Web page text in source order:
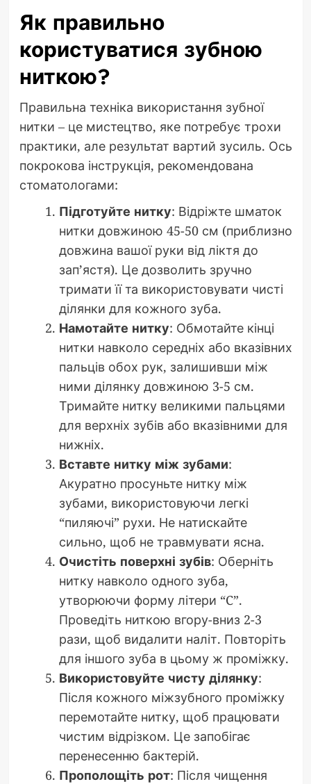
Як правильно
користуватися зубною
ниткою?
Правильна техніка використання зубної
нитки – це мистецтво, яке потребує трохи
практики, але результат вартий зусиль. Ось
покрокова інструкція, рекомендована
стоматологами:
Підготуйте нитку: Відріжте шматок
нитки довжиною 45-50 см (приблизно
довжина вашої руки від ліктя до
зап’ястя). Це дозволить зручно
тримати її та використовувати чисті
ділянки для кожного зуба.
Намотайте нитку: Обмотайте кінці
нитки навколо середніх або вказівних
пальців обох рук, залишивши між
ними ділянку довжиною 3-5 см.
Тримайте нитку великими пальцями
для верхніх зубів або вказівними для
нижніх.
Вставте нитку між зубами:
Акуратно просуньте нитку між
зубами, використовуючи легкі
“пиляючі” рухи. Не натискайте
сильно, щоб не травмувати ясна.
Очистіть поверхні зубів: Оберніть
нитку навколо одного зуба,
утворюючи форму літери “C”.
Проведіть ниткою вгору-вниз 2-3
рази, щоб видалити наліт. Повторіть
для іншого зуба в цьому ж проміжку.
Використовуйте чисту ділянку:
Після кожного міжзубного проміжку
перемотайте нитку, щоб працювати
чистим відрізком. Це запобігає
перенесенню бактерій.
Прополощіть рот: Після чищення